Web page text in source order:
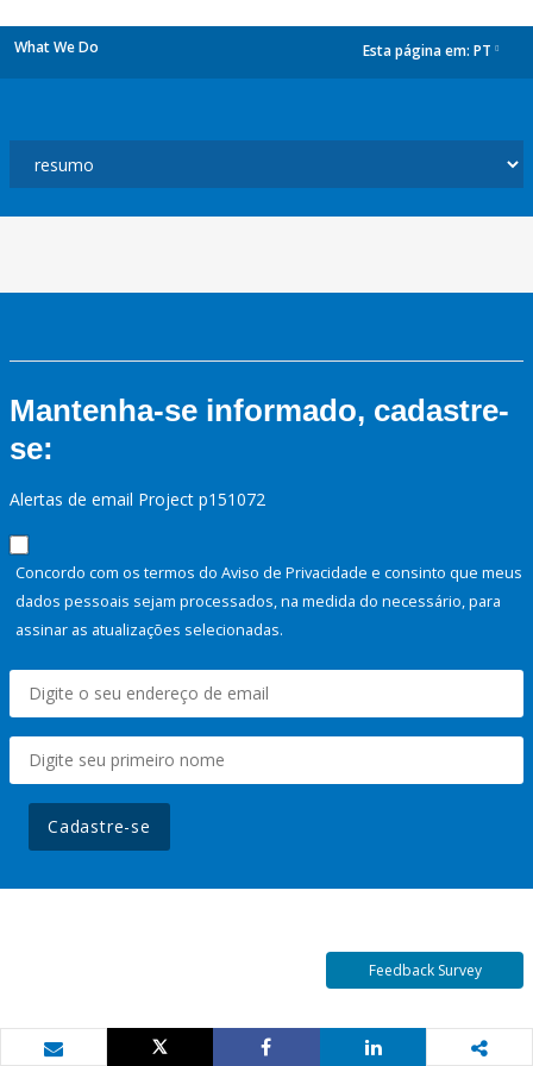
What We Do Esta página em: PT
Mantenha-se informado, cadastre-
se:
Alertas de email Project p151072
Concordo com os termos do Aviso de Privacidade e consinto que meus
dados pessoais sejam processados, na medida do necessário, para
assinar as atualizações selecionadas.
Cadastre-se
Feedback Survey